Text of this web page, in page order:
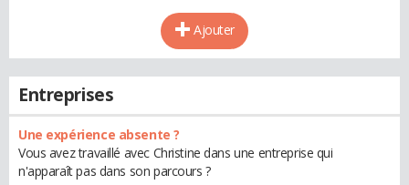
Ajouter
Entreprises
Une expérience absente ?
Vous avez travaillé avec Christine dans une entreprise qui
n'apparaît pas dans son parcours ?